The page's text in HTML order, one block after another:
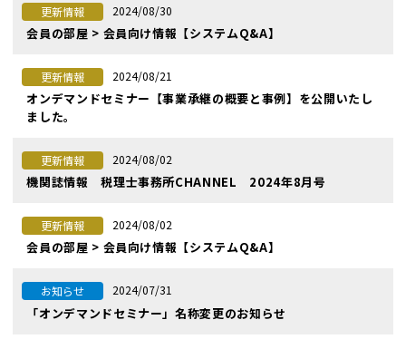
更新情報 2024/08/30
会員の部屋 > 会員向け情報【システムQ&A】
更新情報 2024/08/21
オンデマンドセミナー【事業承継の概要と事例】を公開いたし
ました。
更新情報 2024/08/02
機関誌情報 税理士事務所CHANNEL 2024年8月号
更新情報 2024/08/02
会員の部屋 > 会員向け情報【システムQ&A】
お知らせ 2024/07/31
「オンデマンドセミナー」名称変更のお知らせ